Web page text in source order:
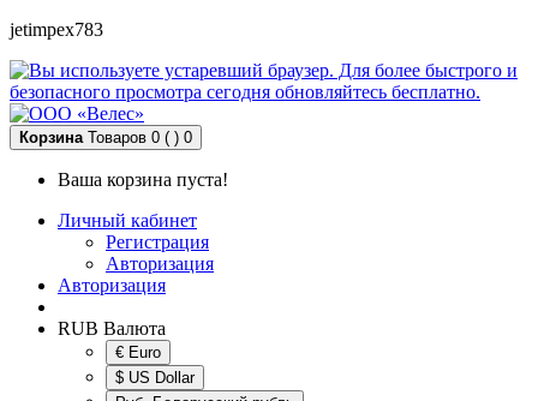
jetimpex783
Корзина Товаров 0 ( ) 0
Ваша корзина пуста!
Личный кабинет
Регистрация
Авторизация
Авторизация
RUB Валюта
€ Euro
$ US Dollar